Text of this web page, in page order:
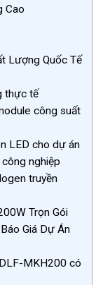
Cao
Lượng Quốc Tế
thực tế
công suất
LED cho dự án
nghiệp
truyền
Trọn Gói
Giá Dự Án
MKH200 có